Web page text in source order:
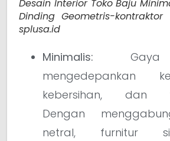
Desain Interior Toko Baju
Dinding Geometris-
splusa.id
Minimalis: Gaya
mengedepankan
kebersihan, dan
Dengan
netral, furnitur